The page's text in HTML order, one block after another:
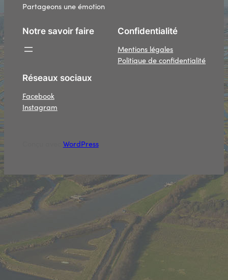
Partageons une émotion
Notre savoir faire
Confidentialité
Mentions légales
Politique de confidentialité
Réseaux sociaux
Facebook
Instagram
WordPress